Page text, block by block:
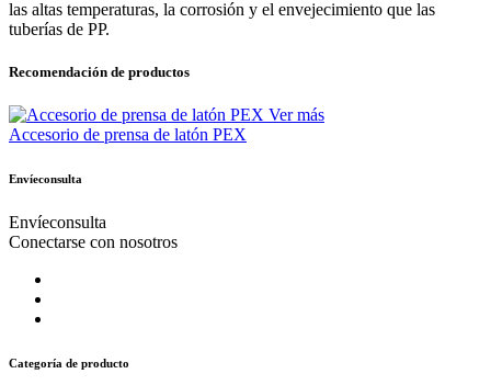
las altas temperaturas, la corrosión y el envejecimiento que las
tuberías de PP.
Recomendación de productos
Ver más
Accesorio de prensa de latón PEX
Envíeconsulta
Envíeconsulta
Conectarse con nosotros
Categoría de producto